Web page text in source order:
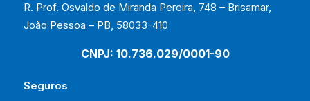
R. Prof. Osvaldo de Miranda Pereira, 748 – Brisamar,
João Pessoa – PB, 58033-410
CNPJ: 10.736.029/0001-90
Seguros